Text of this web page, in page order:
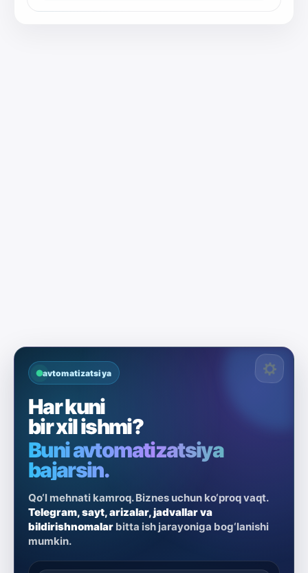
avtomatizatsiya
Har kuni
bir xil ishmi?
Buni avtomatizatsiya
bajarsin.
Qo‘l mehnati kamroq. Biznes uchun ko‘proq vaqt.
Telegram, sayt, arizalar, jadvallar va
bildirishnomalar bitta ish jarayoniga bog‘lanishi
mumkin.